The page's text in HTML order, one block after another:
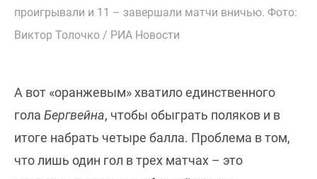
проигрывали и 11 – завершали матчи вничью. Фото:
Виктор Толочко / РИА Новости
А вот «оранжевым» хватило единственного
гола Бергвейна, чтобы обыграть поляков и в
итоге набрать четыре балла. Проблема в том,
что лишь один гол в трех матчах – это